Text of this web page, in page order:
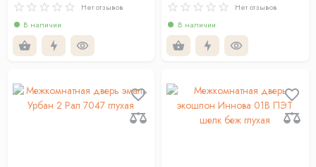
Нет отзывов
В наличии
Нет отзывов
В наличии